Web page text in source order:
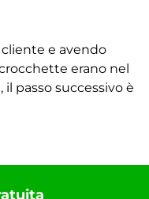
e avendo
erano nel
passo successivo è